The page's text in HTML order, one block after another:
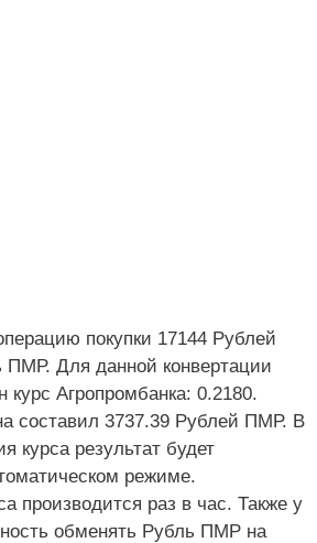
покупки 17144 Рублей
ПМР. Для данной конвертации
курс Агропромбанка: 0.2180.
составил 3737.39 Рублей ПМР. В
курса результат будет
режиме.
производится раз в час. Также у
обменять Рубль ПМР на